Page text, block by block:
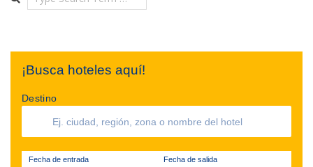
¡Busca hoteles aquí!
Destino
Fecha de entrada Fecha de salida